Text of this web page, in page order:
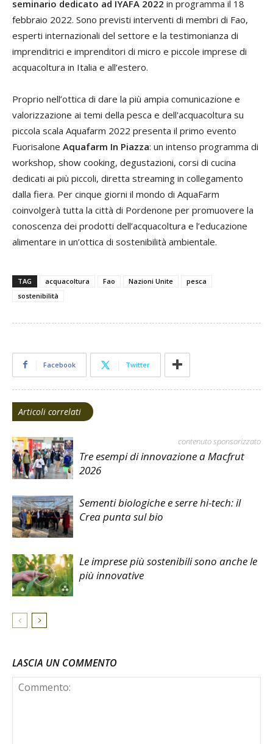
seminario dedicato ad IYAFA 2022 in programma il 18
febbraio 2022. Sono previsti interventi di membri di Fao,
esperti internazionali del settore e la testimonianza di
imprenditrici e imprenditori di micro e piccole imprese di
acquacoltura in Italia e all’estero.
Proprio nell’ottica di dare la più ampia comunicazione e
valorizzazione ai temi della pesca e dell'acquacoltura su
piccola scala Aquafarm 2022 presenta il primo evento
Fuorisalone Aquafarm In Piazza: un intenso programma di
workshop, show cooking, degustazioni, corsi di cucina
dedicati ai più piccoli, diretta streaming in collegamento
dalla fiera. Per cinque giorni il mondo di AquaFarm
coinvolgerà tutta la città di Pordenone per promuovere la
conoscenza dei prodotti dell’acquacoltura e l’educazione
alimentare in un’ottica di sostenibilità ambientale.
TAG acquacoltura Fao Nazioni Unite
pesca
sostenibilità
Facebook Twitter
Articoli correlati
contenuto sponsorizzato
Tre esempi di innovazione a Macfrut
2026
Sementi biologiche e serre hi-tech: il
Crea punta sul bio
Le imprese più sostenibili sono anche le
più innovative
LASCIA UN COMMENTO